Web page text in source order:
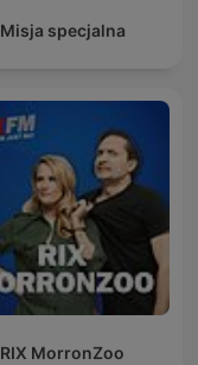
Misja specjalna
RIX MorronZoo